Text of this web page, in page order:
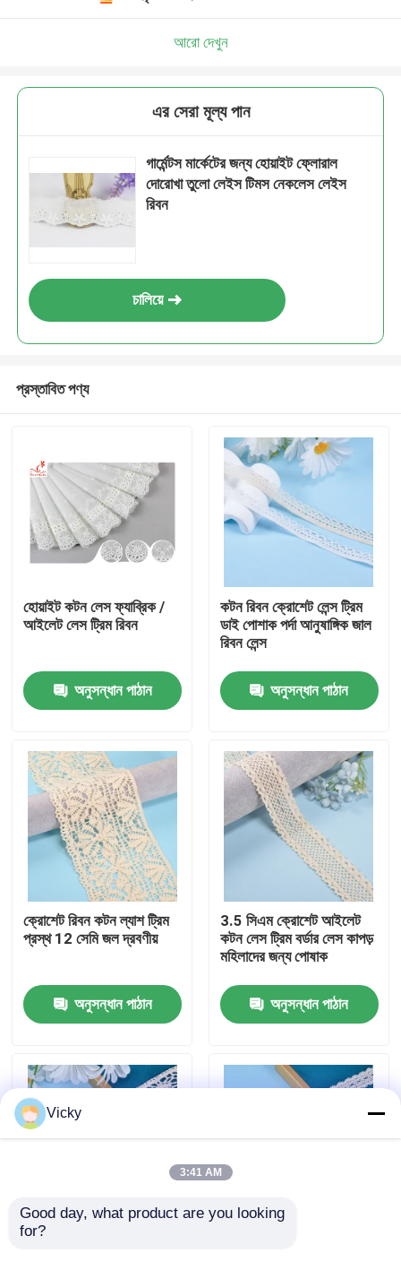
বাড়ি
পণ্য
আমাদের সম্পর্কে
কারখানা ভ্রমণ
মান নিয়ন্ত্রণ
উদ্ধৃতির জন্য আবেদন
দোরোখা জরি ফ্যাব্রিক
আরো দেখুন
এর সেরা মূল্য পান
গার্মেন্টস মার্কেটের জন্য হোয়াইট ফ্লোরাল
দোরোখা তুলো লেইস টিমস নেকলেস লেইস
রিবন
চালিয়ে
প্রস্তাবিত পণ্য
হোয়াইট কটন লেস ফ্যাব্রিক /
আইলেট লেস ট্রিম রিবন
অনুসন্ধান পাঠান
কটন রিবন ক্রোশেট লেন্স ট্রিম
ডাই পোশাক পর্দা আনুষাঙ্গিক জাল
রিবন লেন্স
অনুসন্ধান পাঠান
ক্রোশেট রিবন কটন ল্যাশ ট্রিম
প্রস্থ 12 সেমি জল দ্রবণীয়
অনুসন্ধান পাঠান
3.5 সিএম ক্রোশেট আইলেট
কটন লেস ট্রিম বর্ডার লেস কাপড়
মহিলাদের জন্য পোষাক
অনুসন্ধান পাঠান
হোয়াইট কটন লেইস ট্রিম
Vicky
3:41 AM
Good day, what product are you looking
for?